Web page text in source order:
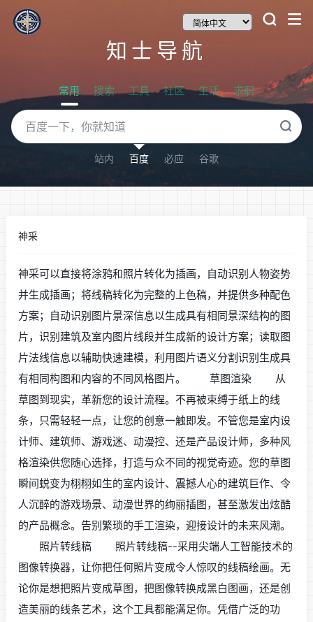
知士导航
常用 搜索 工具 社区 生活 求职
站内 百度 必应 谷歌
神采
神采可以直接将涂鸦和照片转化为插画，自动识别人物姿势
并生成插画；将线稿转化为完整的上色稿，并提供多种配色
方案；自动识别图片景深信息以生成具有相同景深结构的图
片，识别建筑及室内图片线段并生成新的设计方案；读取图
片法线信息以辅助快速建模，利用图片语义分割识别生成具
有相同构图和内容的不同风格图片。 草图渲染 从
草图到现实，革新您的设计流程。不再被束缚于纸上的线
条，只需轻轻一点，让您的创意一触即发。不管您是室内设
计师、建筑师、游戏迷、动漫控、还是产品设计师，多种风
格渲染供您随心选择，打造与众不同的视觉奇迹。您的草图
瞬间蜕变为栩栩如生的室内设计、震撼人心的建筑巨作、令
人沉醉的游戏场景、动漫世界的绚丽插图，甚至激发出炫酷
的产品概念。告别繁琐的手工渲染，迎接设计的未来风潮。
照片转线稿 照片转线稿--采用尖端人工智能技术的
图像转换器，让你把任何照片变成令人惊叹的线稿绘画。无
论你是想把照片变成草图，把图像转换成黑白图画，还是创
造美丽的线条艺术，这个工具都能满足你。凭借广泛的功